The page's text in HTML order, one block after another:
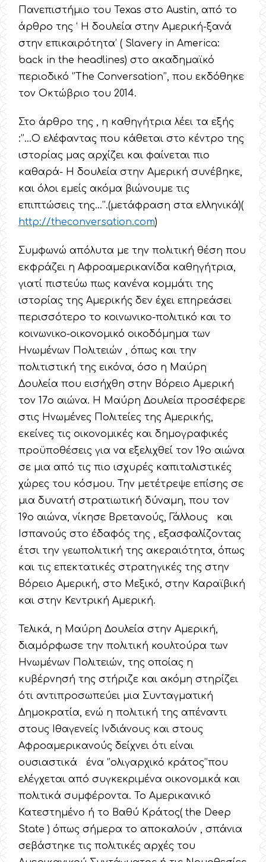
Πανεπιστήμιο του Texas στο Austin, από το
άρθρο της ‘ Η δουλεία στην Αμερική-ξανά
στην επικαιρότητα’ ( Slavery in America:
back in the headlines) στο ακαδημαϊκό
περιοδικό ‘’The Conversation’’, που εκδόθηκε
τον Οκτώβριο του 2014.
Στο άρθρο της , η καθηγήτρια λέει τα εξής
:’’…Ο ελέφαντας που κάθεται στο κέντρο της
ιστορίας μας αρχίζει και φαίνεται πιο
καθαρά- Η δουλεία στην Αμερική συνέβηκε,
και όλοι εμείς ακόμα βιώνουμε τις
επιπτώσεις της…’’.(μετάφραση στα ελληνικά)(
http://theconversation.com)
Συμφωνώ απόλυτα με την πολιτική θέση που
εκφράζει η Αφροαμερικανίδα καθηγήτρια,
γιατί πιστεύω πως κανένα κομμάτι της
ιστορίας της Αμερικής δεν έχει επηρεάσει
περισσότερο το κοινωνικο-πολιτικό και το
κοινωνικο-οικονομικό οικοδόμημα των
Ηνωμένων Πολιτειών , όπως και την
πολιτιστική της εικόνα, όσο η Μαύρη
Δουλεία που εισήχθη στην Βόρειο Αμερική
τον 17ο αιώνα. Η Μαύρη Δουλεία προσέφερε
στις Ηνωμένες Πολιτείες της Αμερικής,
εκείνες τις οικονομικές και δημογραφικές
προϋποθέσεις για να εξελιχθεί τον 19ο αιώνα
σε μια από τις πιο ισχυρές καπιταλιστικές
χώρες του κόσμου. Την μετέτρεψε επίσης σε
μια δυνατή στρατιωτική δύναμη, που τον
19ο αιώνα, νίκησε Βρετανούς, Γάλλους και
Ισπανούς στο έδαφός της , εξασφαλίζοντας
έτσι την γεωπολιτική της ακεραιότητα, όπως
και τις επεκτατικές στρατηγικές της στην
Βόρειο Αμερική, στο Μεξικό, στην Καραϊβική
και στην Κεντρική Αμερική.
Τελικά, η Μαύρη Δουλεία στην Αμερική,
διαμόρφωσε την πολιτική κουλτούρα των
Ηνωμένων Πολιτειών, της οποίας η
κυβέρνησή της στήριζε και ακόμη στηρίζει
ότι αντιπροσωπεύει μια Συνταγματική
Δημοκρατία, ενώ η πολιτική της απέναντι
στους Ιθαγενείς Ινδιάνους και στους
Αφροαμερικανούς δείχνει ότι είναι
ουσιαστικά ένα ‘’ολιγαρχικό κράτος’’που
ελέγχεται από συγκεκριμένα οικονομικά και
πολιτικά συμφέροντα. Το Αμερικανικό
Κατεστημένο ή το Βαθύ Κράτος( the Deep
State ) όπως σήμερα το αποκαλούν , σπάνια
σεβάστηκε τις πολιτικές αρχές του